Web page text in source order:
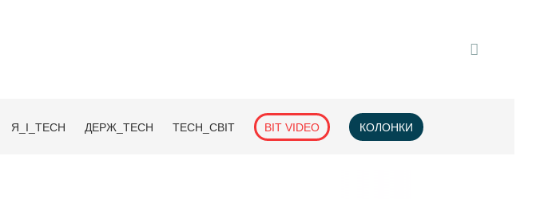
Я_І_TECH ДЕРЖ_TECH TECH_СВІТ BIT VIDEO КОЛОНКИ